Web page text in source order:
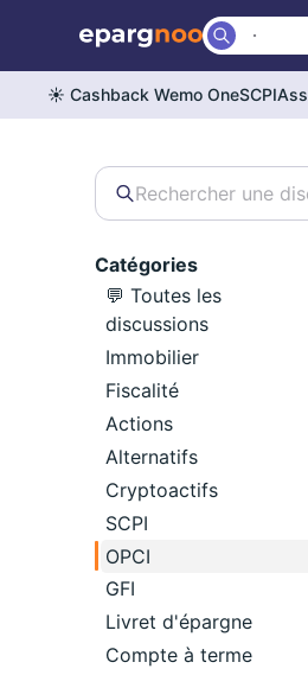
☀️ Cashback Wemo OneSCPI
Catégories
💬 Toutes les
discussions
Immobilier
Fiscalité
Actions
Alternatifs
Cryptoactifs
SCPI
OPCI
GFI
Livret d'épargne
Compte à terme